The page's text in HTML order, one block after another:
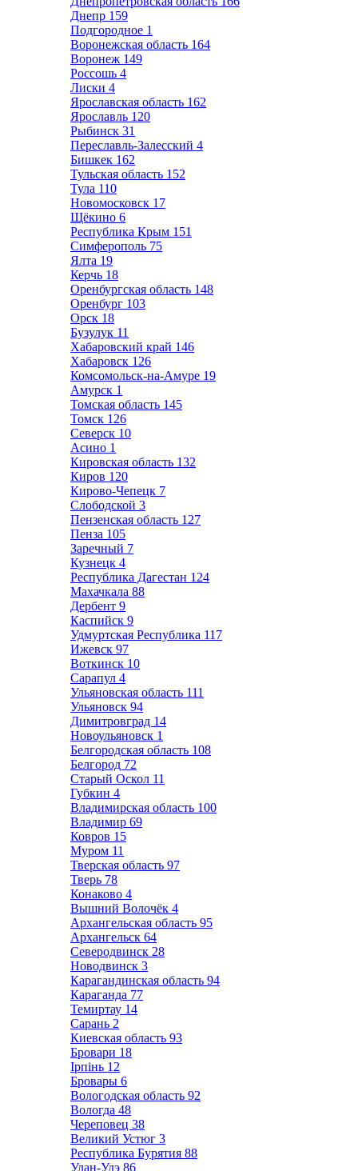
Днепр 159
Подгородное 1
Воронежская область 164
Воронеж 149
Россошь 4
Лиски 4
Ярославская область 162
Ярославль 120
Рыбинск 31
Переславль-Залесский 4
Бишкек 162
Тульская область 152
Тула 110
Новомосковск 17
Щёкино 6
Республика Крым 151
Симферополь 75
Ялта 19
Керчь 18
Оренбургская область 148
Оренбург 103
Орск 18
Бузулук 11
Хабаровский край 146
Хабаровск 126
Комсомольск-на-Амуре 19
Амурск 1
Томская область 145
Томск 126
Северск 10
Асино 1
Кировская область 132
Киров 120
Кирово-Чепецк 7
Слободской 3
Пензенская область 127
Пенза 105
Заречный 7
Кузнецк 4
Республика Дагестан 124
Махачкала 88
Дербент 9
Каспийск 9
Удмуртская Республика 117
Ижевск 97
Воткинск 10
Сарапул 4
Ульяновская область 111
Ульяновск 94
Димитровград 14
Новоульяновск 1
Белгородская область 108
Белгород 72
Старый Оскол 11
Губкин 4
Владимирская область 100
Владимир 69
Ковров 15
Муром 11
Тверская область 97
Тверь 78
Конаково 4
Вышний Волочёк 4
Архангельская область 95
Архангельск 64
Северодвинск 28
Новодвинск 3
Карагандинская область 94
Караганда 77
Темиртау 14
Сарань 2
Киевская область 93
Бровари 18
Ірпінь 12
Бровары 6
Вологодская область 92
Вологда 48
Череповец 38
Великий Устюг 3
Республика Бурятия 88
Улан-Удэ 86